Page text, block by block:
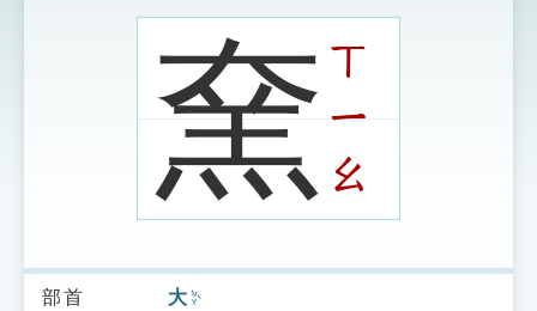
索引選單
示
㚠ㄒ
ㄧ
ㄠ
部首 大 ㄉㄚˋ